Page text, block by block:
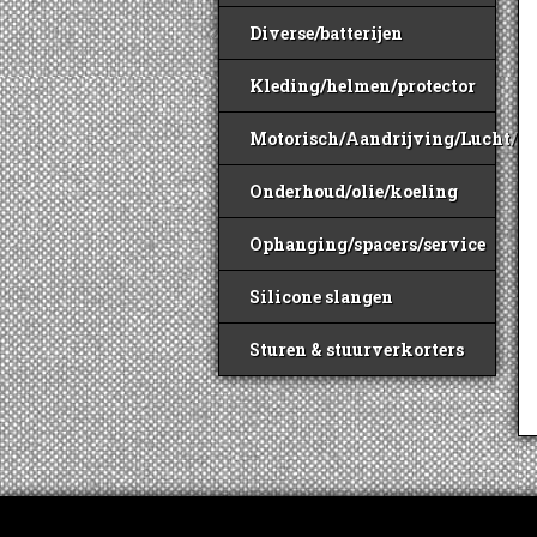
Diverse/batterijen
Kleding/helmen/protector
Motorisch/Aandrijving/Lucht/
Onderhoud/olie/koeling
Ophanging/spacers/service
Silicone slangen
Sturen & stuurverkorters